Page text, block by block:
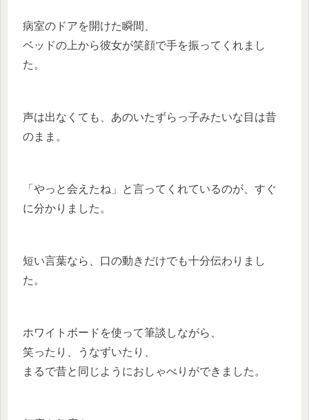
病室のドアを開けた瞬間、
ベッドの上から彼女が笑顔で手を振ってくれまし
た。
声は出なくても、あのいたずらっ子みたいな目は昔
のまま。
「やっと会えたね」と言ってくれているのが、すぐ
に分かりました。
短い言葉なら、口の動きだけでも十分伝わりまし
た。
ホワイトボードを使って筆談しながら、
笑ったり、うなずいたり、
まるで昔と同じようにおしゃべりができました。